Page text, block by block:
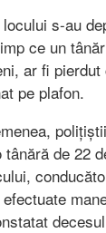
locului s-au
ce un
ar fi
pe plafon.
tânără de 22